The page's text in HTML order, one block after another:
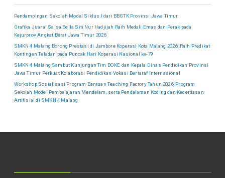
Pendampingan Sekolah Model Siklus I dari BBGTK Provinsi Jawa Timur.
Grafika Juara! Salsa Bella Siti Nur Hadjijah Raih Medali Emas dan Perak pada
Kejurprov Angkat Berat Jawa Timur 2026
SMKN 4 Malang Borong Prestasi di Jambore Koperasi Kota Malang 2026, Raih Predikat
Kontingen Teladan pada Puncak Hari Koperasi Nasional ke-79
SMKN 4 Malang Sambut Kunjungan Tim BOKE dan Kepala Dinas Pendidikan Provinsi
Jawa Timur Perkuat Kolaborasi Pendidikan Vokasi Bertaraf Internasional
Workshop Sosialisasi Program Bantuan Teaching Factory Tahun 2026, Program
Sekolah Model Pembelajaran Mendalam, serta Pendalaman Koding dan Kecerdasan
Artifisial di SMKN 4 Malang